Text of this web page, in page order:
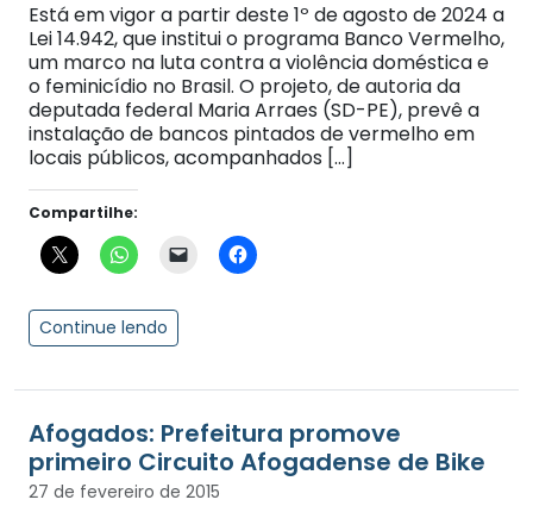
Está em vigor a partir deste 1º de agosto de 2024 a
Lei 14.942, que institui o programa Banco Vermelho,
um marco na luta contra a violência doméstica e
o feminicídio no Brasil. O projeto, de autoria da
deputada federal Maria Arraes (SD-PE), prevê a
instalação de bancos pintados de vermelho em
locais públicos, acompanhados […]
Compartilhe:
Continue lendo
Afogados: Prefeitura promove
primeiro Circuito Afogadense de Bike
27 de fevereiro de 2015